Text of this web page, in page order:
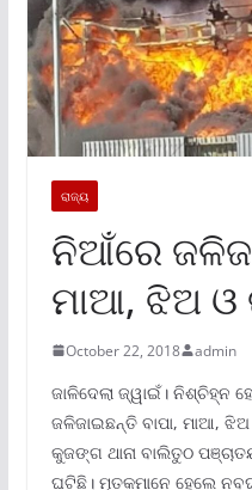
ରାଜ୍ୟ
ନିଆଁରେ
ମାଆ, ଝିଅ ଓ
October 22, 2018 admin
ଜାଳିଦେଲା ଜ୍ୱାଇଁ। ନିଶ୍ଚିହ୍ନ
ଜଳିଜାଇଛନ୍ତି ବାପା, ମାଆ,
କୁଜଙ୍ଗ ଥାନା ବାଲିତୁଠ
ଘଟିଛି। ମୃତକମାନେ ହେଲେ